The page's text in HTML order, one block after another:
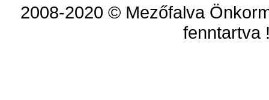
2008-2020 © Mezőfalva
fenntartva